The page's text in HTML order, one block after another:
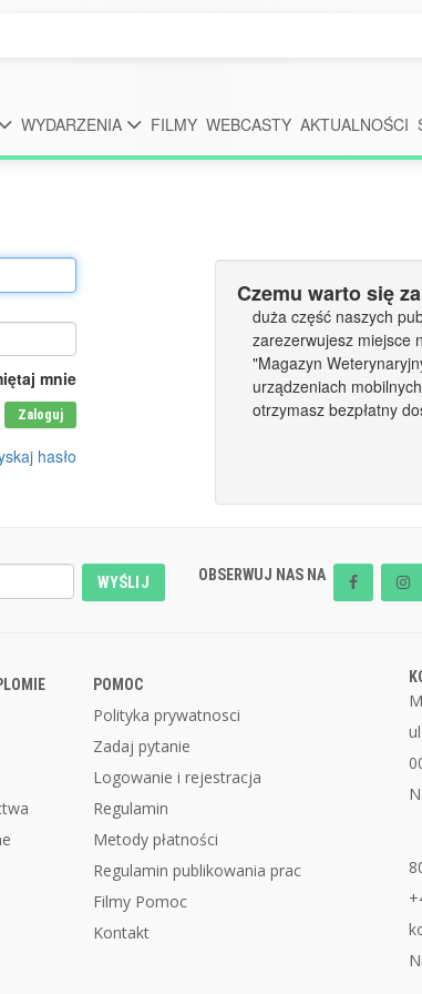
WYDARZENIA FILMY WEBCASTY AKTUALNOŚCI
mnie
Zaloguj
hasło
Czemu warto się
duża część naszych
zarezerwujesz miejsce
"Magazyn
urządzeniach mobilnych
otrzymasz bezpłatny
WYŚLIJ OBSERWUJ NAS NA
POMOC
Polityka prywatnosci
Zadaj pytanie
Logowanie i rejestracja
Regulamin
Metody płatności
Regulamin publikowania prac
Filmy Pomoc
Kontakt